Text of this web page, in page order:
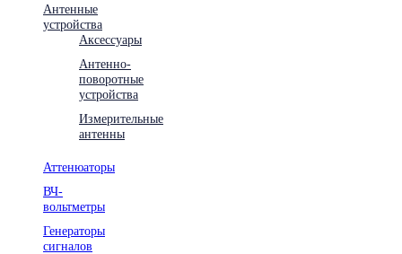
Антенные
устройства
Аксессуары
Антенно-
поворотные
устройства
Измерительные
антенны
Аттенюаторы
ВЧ-
вольтметры
Генераторы
сигналов